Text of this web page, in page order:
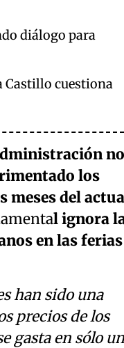
diálogo para
Castillo cuestiona
no
los
meses del
l ignora
en las
han sido una
precios de los
gasta en sólo